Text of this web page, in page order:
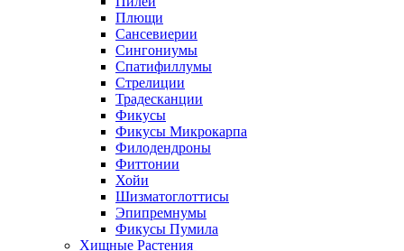
Плющи
Сансевиерии
Сингониумы
Спатифиллумы
Стрелиции
Традесканции
Фикусы
Фикусы Микрокарпа
Филодендроны
Фиттонии
Хойи
Шизматоглоттисы
Эпипремнумы
Фикусы Пумила
Хищные Растения